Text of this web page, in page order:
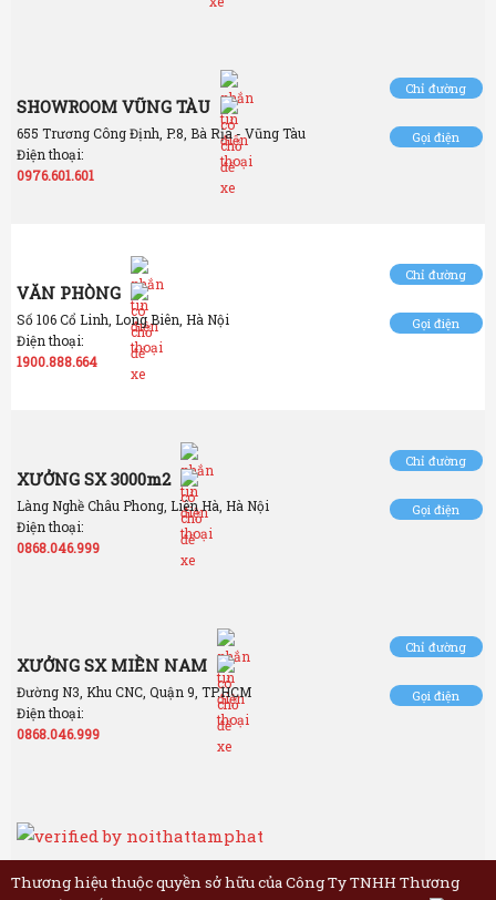
SHOWROOM VŨNG TÀU
655 Trương Công Định, P.8, Bà Rịa - Vũng Tàu
Điện thoại:
0976.601.601
Chỉ đường
Gọi điện
VĂN PHÒNG
Số 106 Cổ Linh, Long Biên, Hà Nội
Điện thoại:
1900.888.664
Chỉ đường
Gọi điện
XƯỞNG SX 3000m2
Làng Nghề Châu Phong, Liên Hà, Hà Nội
Điện thoại:
0868.046.999
Chỉ đường
Gọi điện
XƯỞNG SX MIỀN NAM
Đường N3, Khu CNC, Quận 9, TP.HCM
Điện thoại:
0868.046.999
Chỉ đường
Gọi điện
Thương hiệu thuộc quyền sở hữu của Công Ty TNHH Thương